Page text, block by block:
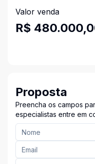
Valor venda
R$
Proposta
Preencha os campos
especialistas entre em